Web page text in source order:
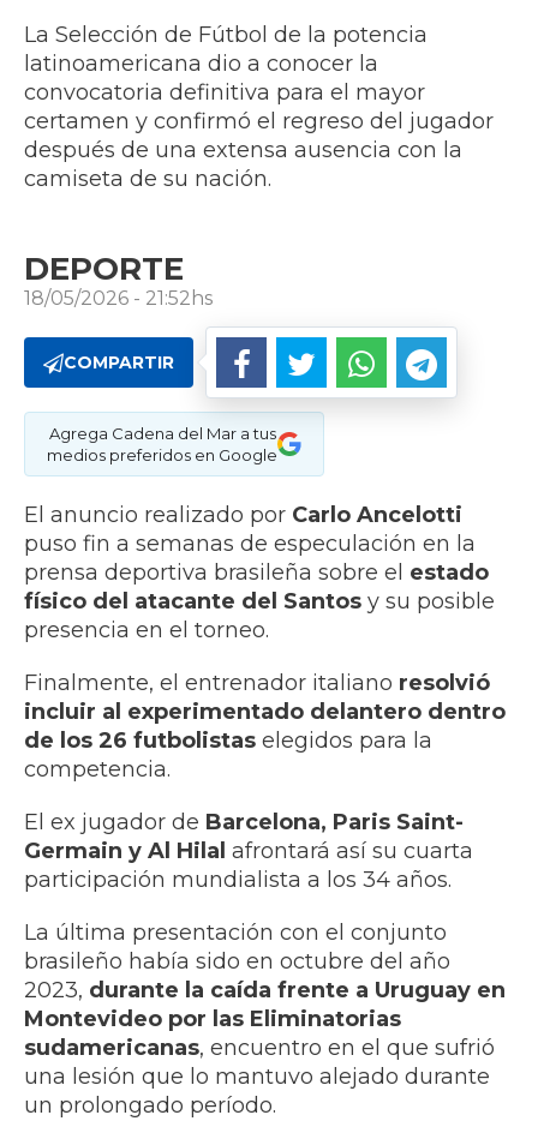
La Selección de Fútbol de la potencia
latinoamericana dio a conocer la
convocatoria definitiva para el mayor
certamen y confirmó el regreso del jugador
después de una extensa ausencia con la
camiseta de su nación.
DEPORTE
18/05/2026 - 21:52hs
COMPARTIR
Agrega Cadena del Mar a tus
medios preferidos en Google
El anuncio realizado por Carlo Ancelotti
puso fin a semanas de especulación en la
prensa deportiva brasileña sobre el estado
físico del atacante del Santos y su posible
presencia en el torneo.
Finalmente, el entrenador italiano resolvió
incluir al experimentado delantero dentro
de los 26 futbolistas elegidos para la
competencia.
El ex jugador de Barcelona, Paris Saint-
Germain y Al Hilal afrontará así su cuarta
participación mundialista a los 34 años.
La última presentación con el conjunto
brasileño había sido en octubre del año
2023, durante la caída frente a Uruguay en
Montevideo por las Eliminatorias
sudamericanas, encuentro en el que sufrió
una lesión que lo mantuvo alejado durante
un prolongado período.